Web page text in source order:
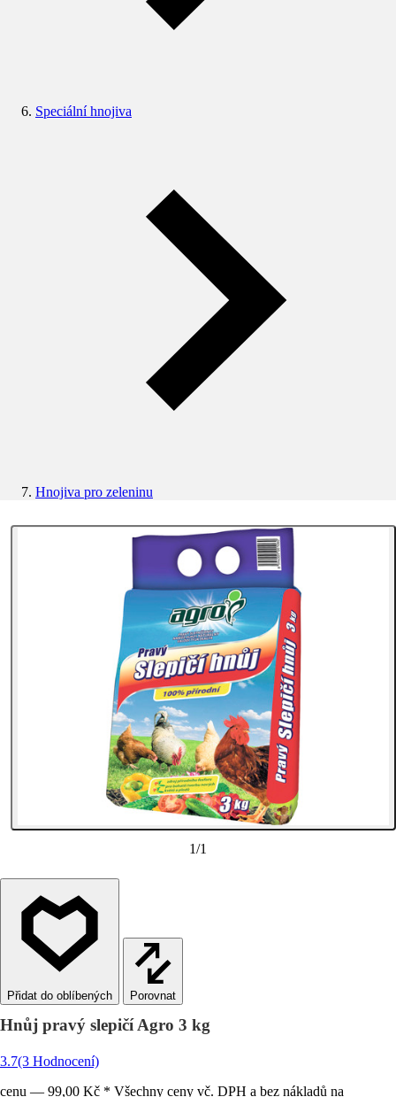
Speciální hnojiva
Hnojiva pro zeleninu
1/1
Porovnat
Hnůj pravý slepičí Agro 3 kg
3.7(3 Hodnocení)
cenu — 99,00 Kč * Všechny ceny vč. DPH a bez nákladů na